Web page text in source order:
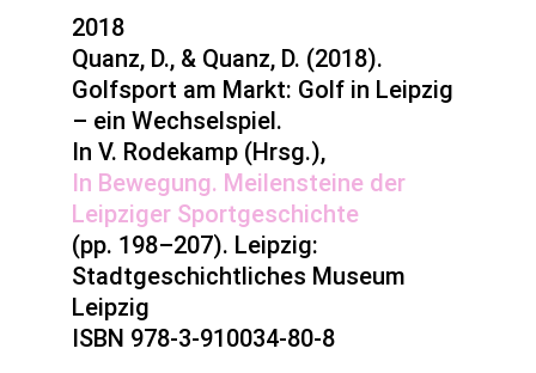
2018
Quanz, D., & Quanz, D. (2018).
Golfsport am Markt: Golf in Leipzig
– ein Wechselspiel.
In V. Rodekamp (Hrsg.),
In Bewegung. Meilensteine der
Leipziger Sportgeschichte
(pp. 198–207). Leipzig:
Stadtgeschichtliches Museum
Leipzig
ISBN 978-3-910034-80-8